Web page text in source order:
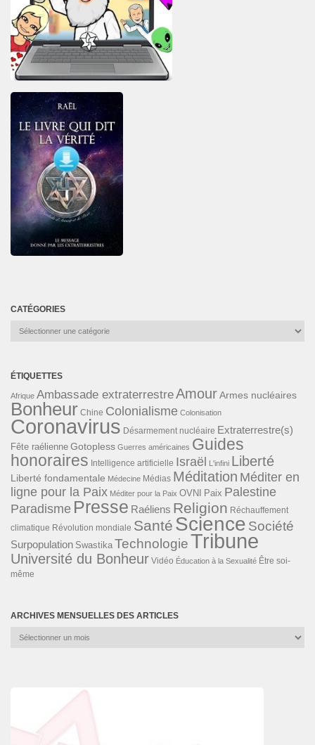
CATÉGORIES
Catégories
ÉTIQUETTES
Afrique Ambassade extraterrestreAmourArmes nucléaires
Bonheur Chine Colonialisme Colonisation
Coronavirus Désarmement nucléaire Extraterrestre(s)
Fête raélienne Gotopless Guerres américaines Guides
honoraires Intelligence artificielle Israël L'infini Liberté
Liberté fondamentale Médecine Médias Méditation Méditer en
ligne pour la Paix Méditer pour la Paix OVNI Paix Palestine
Paradisme Presse Raéliens Religion Réchauffement
climatique Révolution mondiale Santé Science Société
Surpopulation Swastika TechnologieTribune
Université du Bonheur Vidéo Éducation à la Sexualité Être soi-
même
ARCHIVES MENSUELLES DES ARTICLES
Archives